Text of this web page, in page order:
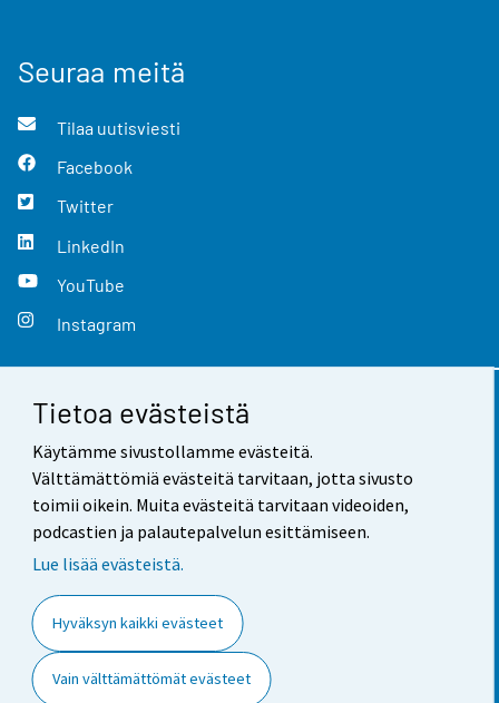
Tietoa evästeistä
Käytämme sivustollamme evästeitä.
Välttämättömiä evästeitä tarvitaan, jotta sivusto
toimii oikein. Muita evästeitä tarvitaan videoiden,
podcastien ja palautepalvelun esittämiseen.
Lue lisää evästeistä.
Hyväksyn kaikki evästeet
Vain välttämättömät evästeet
Seuraa meitä
Tilaa uutisviesti
Facebook
Twitter
LinkedIn
YouTube
Instagram
Yhteystiedot
Palaute
Käyttöehdot
Saavutettavuus
Tietoa sivustosta
Evästeasetukset